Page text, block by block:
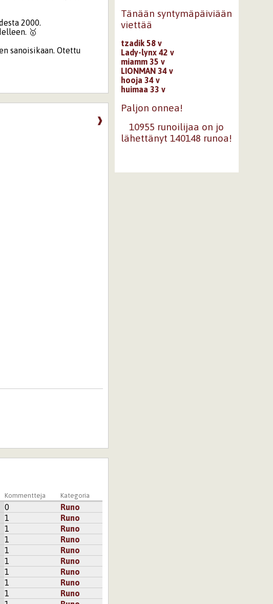
2000.
🥇
sanoisikaan. Otettu
❱
Kommentteja Kategoria
0
Runo
1
Runo
1
Runo
1
Runo
1
Runo
1
Runo
1
Runo
1
Runo
1
Runo
Tänään syntymäpäiviään
viettää
tzadik 58 v
Lady-lynx 42 v
miamm 35 v
LIONMAN 34 v
hooja 34 v
huimaa 33 v
Paljon onnea!
10955 runoilijaa on jo
lähettänyt 140148 runoa!